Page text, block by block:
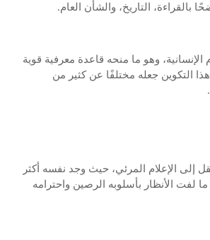
بالقراءة، التاريخ، والشأن العام.
الإنسانية، وهو ما منحه قاعدة معرفية قوية
التكوين جعله مختلفًا عن كثير من
إلى الإعلام المرئي، حيث وجد نفسه أكثر
لفت الأنظار بأسلوبه الرصين واحترامه